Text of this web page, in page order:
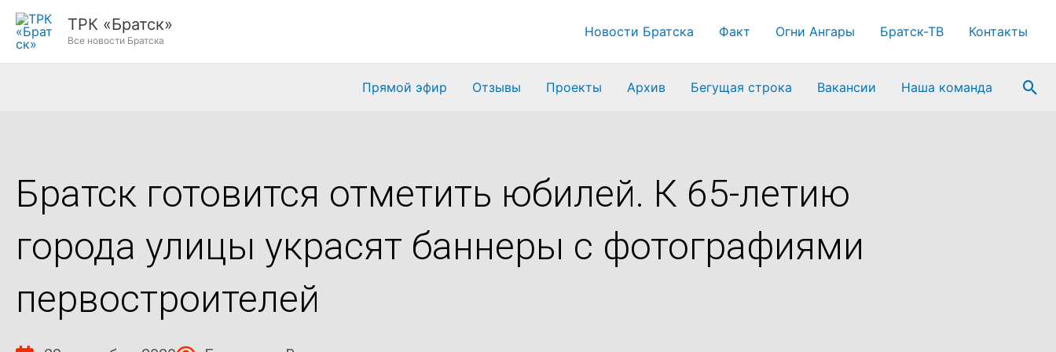
Перейти
ТРК «Братск»
Все новости Братска
Новости Братска Факт Огни Ангары Братск-ТВ Контакты
Прямой эфир Отзывы Проекты Архив Бегущая строка Вакансии Наша команда
Братск готовится отметить юбилей. К 65-летию
города улицы украсят баннеры с фотографиями
первостроителей